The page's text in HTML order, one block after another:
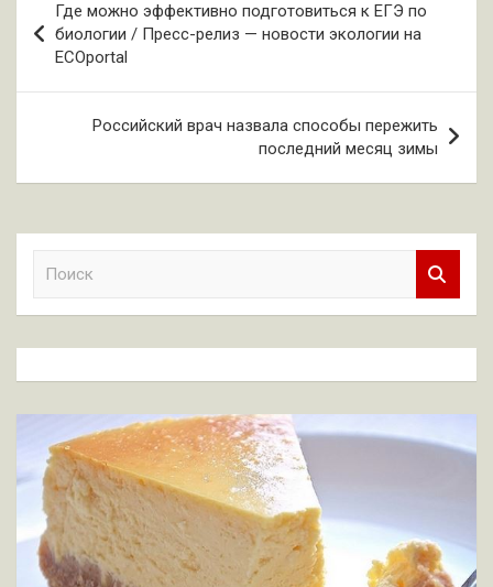
по
записям
Где можно эффективно подготовиться к ЕГЭ по
биологии / Пресс-релиз — новости экологии на
ECOportal
Российский врач назвала способы пережить
последний месяц зимы
к